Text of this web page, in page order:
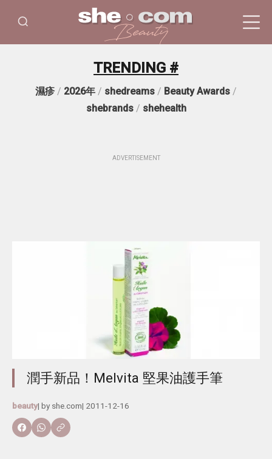
TRENDING #
濕疹 / 2026年 / shedreams / Beauty Awards /
shebrands/ shehealth
ADVERTISEMENT
潤手新品！Melvita 堅果油護手筆
beauty| by she.com| 2011-12-16